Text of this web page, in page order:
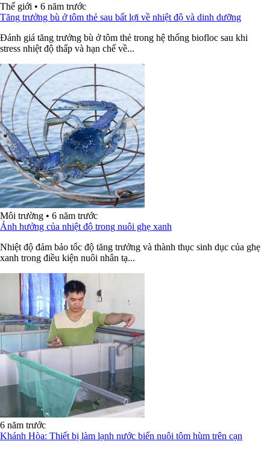
Thế giới • 6 năm trước
Tăng trưởng bù ở tôm thẻ sau bất lợi về nhiệt độ và dinh dưỡng
Đánh giá tăng trưởng bù ở tôm thẻ trong hệ thống biofloc sau khi
stress nhiệt độ thấp và hạn chế về...
Môi trường • 6 năm trước
Ảnh hưởng của nhiệt độ trong nuôi ghẹ xanh
Nhiệt độ đảm bảo tốc độ tăng trưởng và thành thục sinh dục của ghẹ
xanh trong điều kiện nuôi nhân tạ...
6 năm trước
Khánh Hòa: Thiết bị làm lạnh nước biển nuôi tôm hùm trên cạn